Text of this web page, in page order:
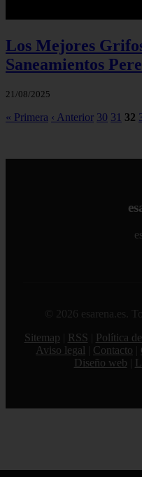
Los Mejores
Saneamientos
21/08/2025
« Primera ‹ Anterior 30 31 32
© 2026 esarena.es.
Sitemap
RSS Política
Aviso legal
Contacto
Diseño web